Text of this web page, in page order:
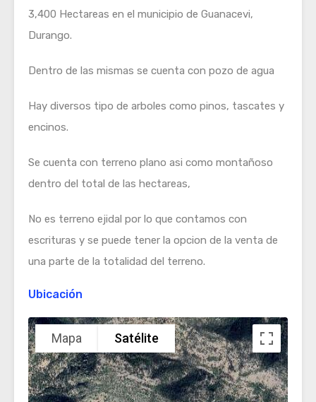
3,400 Hectareas en el municipio de Guanacevi,
Durango.
Dentro de las mismas se cuenta con pozo de agua
Hay diversos tipo de arboles como pinos, tascates y
encinos.
Se cuenta con terreno plano asi como montañoso
dentro del total de las hectareas,
No es terreno ejidal por lo que contamos con
escrituras y se puede tener la opcion de la venta de
una parte de la totalidad del terreno.
Ubicación
Mapa Satélite